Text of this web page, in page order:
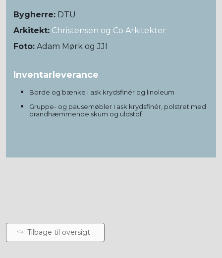
Bygherre: DTU
Arkitekt: Christensen og Co Arkitekter
Foto: Adam Mørk og JJI
Inventarleverance
Borde og bænke i ask krydsfinér og linoleum
Gruppe- og pausemøbler i ask krydsfinér, polstret med
brandhæmmende skum og uldstof
Tilbage til oversigt